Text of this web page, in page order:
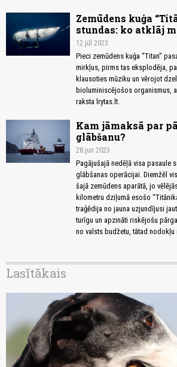
Zemūdens kuģa
stundas: ko atklāj
12.jūl 2023
Pieci zemūdens kuģa “Titan”
mirkļus, pirms tas eksplodēja,
klausoties mūziku un vērojot
bioluminiscējošos organismus,
raksta lrytas.lt.
Kam jāmaksā par
glābšanu?
28.jun 2023
Pagājušajā nedēļā visa pasaule
glābšanas operācijai. Diemžēl
šajā zemūdens aparātā, jo
kilometru dziļumā esošo
traģēdija no jauna uzjundījusi
turīgu un apzināti riskējošu
no valsts budžetu, tātad nodokļu
Lasītākais